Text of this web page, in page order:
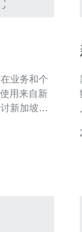
业务和个
用来自新
新加坡
量非常